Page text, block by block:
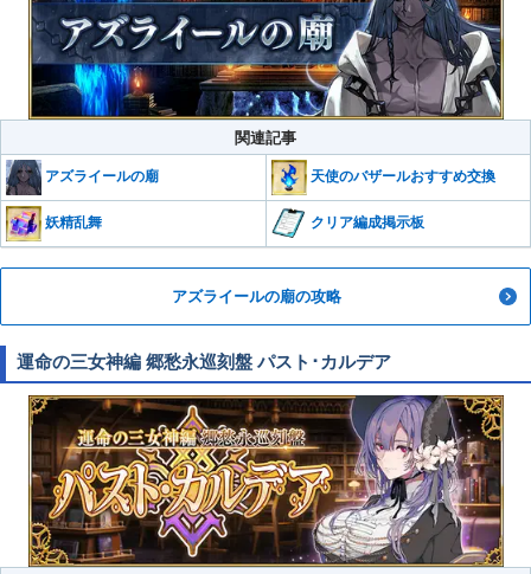
関連記事
アズライールの廟 天使のバザールおすすめ交換
妖精乱舞 クリア編成掲示板
アズライールの廟の攻略
運命の三女神編 郷愁永巡刻盤 パスト･カルデア